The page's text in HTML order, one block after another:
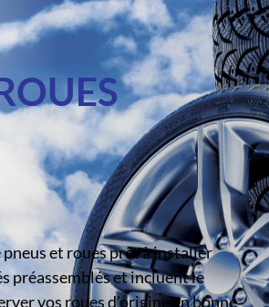
et roues prêt à installer
préassemblés et incluent le
vos roues d’origine en bonne